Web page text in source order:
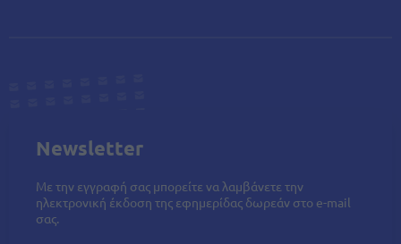
Newsletter
Με την εγγραφή σας μπορείτε να λαμβάνετε την
ηλεκτρονική έκδοση της εφημερίδας δωρεάν στο e-mail
σας.